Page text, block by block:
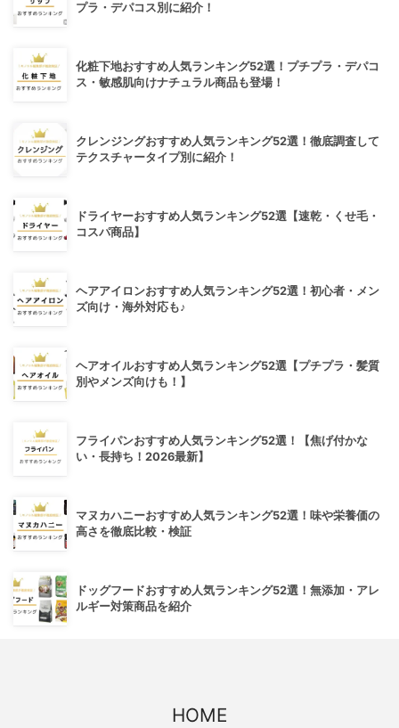
プラ・デパコス別に紹介！
化粧下地おすすめ人気ランキング52選！プチプラ・デパコ
ス・敏感肌向けナチュラル商品も登場！
クレンジングおすすめ人気ランキング52選！徹底調査して
テクスチャータイプ別に紹介！
ドライヤーおすすめ人気ランキング52選【速乾・くせ毛・
コスパ商品】
ヘアアイロンおすすめ人気ランキング52選！初心者・メン
ズ向け・海外対応も♪
ヘアオイルおすすめ人気ランキング52選【プチプラ・髪質
別やメンズ向けも！】
フライパンおすすめ人気ランキング52選！【焦げ付かな
い・長持ち！2026最新】
マヌカハニーおすすめ人気ランキング52選！味や栄養価の
高さを徹底比較・検証
ドッグフードおすすめ人気ランキング52選！無添加・アレ
ルギー対策商品を紹介
HOME